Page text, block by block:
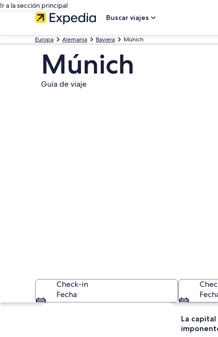
Ir a la sección principal
Buscar viajes
Europa Alemania Baviera Múnich
Múnich
Guía de viaje
Check-in
Fecha
Ver mapa
La